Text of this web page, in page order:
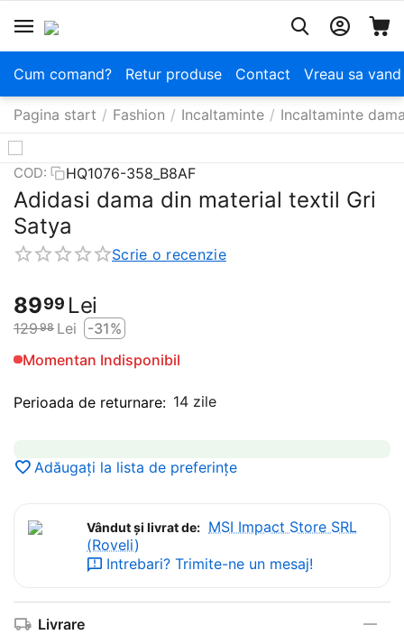
Cum comand? Retur produse Contact Vreau sa
Pagina start / Fashion / Incaltaminte / Incaltaminte
COD: HQ1076-358_B8AF
Adidasi dama din material textil Gri
Satya
Scrie o recenzie
8999 Lei
12998 Lei
-31%
Momentan Indisponibil
Perioada de returnare: 14 zile
Adăugați la lista de preferințe
Vândut și livrat de: MSI Impact Store SRL
(Roveli)
Intrebari? Trimite-ne un mesaj!
Livrare